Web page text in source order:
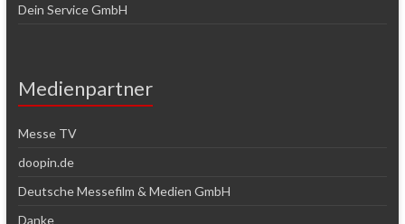
Dein Service GmbH
Medienpartner
Messe TV
doopin.de
Deutsche Messefilm & Medien GmbH
Danke